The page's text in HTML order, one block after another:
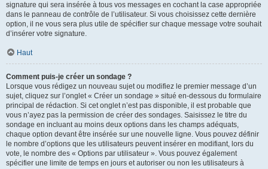
signature qui sera insérée à tous vos messages en cochant la case appropriée
dans le panneau de contrôle de l’utilisateur. Si vous choisissez cette dernière
option, il ne vous sera plus utile de spécifier sur chaque message votre souhait
d’insérer votre signature.
Haut
Comment puis-je créer un sondage ?
Lorsque vous rédigez un nouveau sujet ou modifiez le premier message d’un
sujet, cliquez sur l’onglet « Créer un sondage » situé en-dessous du formulaire
principal de rédaction. Si cet onglet n’est pas disponible, il est probable que
vous n’ayez pas la permission de créer des sondages. Saisissez le titre du
sondage en incluant au moins deux options dans les champs adéquats,
chaque option devant être insérée sur une nouvelle ligne. Vous pouvez définir
le nombre d’options que les utilisateurs peuvent insérer en modifiant, lors du
vote, le nombre des « Options par utilisateur ». Vous pouvez également
spécifier une limite de temps en jours et autoriser ou non les utilisateurs à